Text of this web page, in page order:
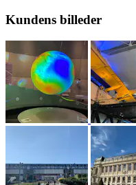
Kundens billeder